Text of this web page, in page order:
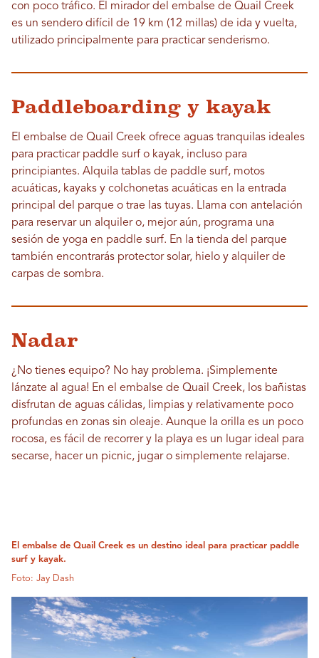
con poco tráfico. El mirador del embalse de Quail Creek
es un sendero difícil de 19 km (12 millas) de ida y vuelta,
utilizado principalmente para practicar senderismo.
Paddleboarding y kayak
El embalse de Quail Creek ofrece aguas tranquilas ideales
para practicar paddle surf o kayak, incluso para
principiantes. Alquila tablas de paddle surf, motos
acuáticas, kayaks y colchonetas acuáticas en la entrada
principal del parque o trae las tuyas. Llama con antelación
para reservar un alquiler o, mejor aún, programa una
sesión de yoga en paddle surf. En la tienda del parque
también encontrarás protector solar, hielo y alquiler de
carpas de sombra.
Nadar
¿No tienes equipo? No hay problema. ¡Simplemente
lánzate al agua! En el embalse de Quail Creek, los bañistas
disfrutan de aguas cálidas, limpias y relativamente poco
profundas en zonas sin oleaje. Aunque la orilla es un poco
rocosa, es fácil de recorrer y la playa es un lugar ideal para
secarse, hacer un picnic, jugar o simplemente relajarse.
El embalse de Quail Creek es un destino ideal para practicar paddle
surf y kayak.
Foto: Jay Dash